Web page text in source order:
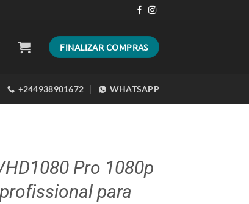
FINALIZAR COMPRAS
+244938901672 WHATSAPP
Pro 1080p
para